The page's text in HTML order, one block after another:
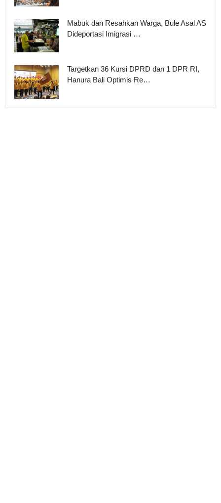
Mabuk dan Resahkan Warga, Bule Asal AS
Dideportasi Imigrasi …
Targetkan 36 Kursi DPRD dan 1 DPR RI,
Hanura Bali Optimis Re…